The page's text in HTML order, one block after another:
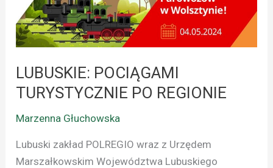
LUBUSKIE: POCIĄGAMI
TURYSTYCZNIE PO REGIONIE
Marzenna Głuchowska
Lubuski zakład POLREGIO wraz z Urzędem
Marszałkowskim Województwa Lubuskiego
REGIONIE